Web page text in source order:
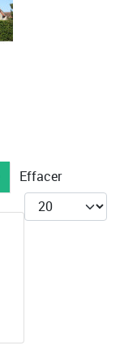
Effacer
Afficher #